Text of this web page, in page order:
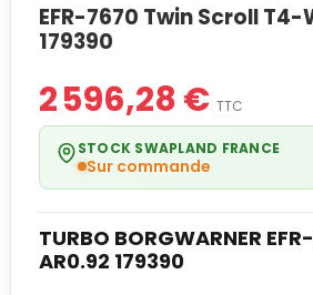
EFR-7670 Twin Scroll T4-
179390
2 596,28 € TTC
STOCK SWAPLAND FRANCE
Sur commande
TURBO BORGWARNER
AR0.92 179390